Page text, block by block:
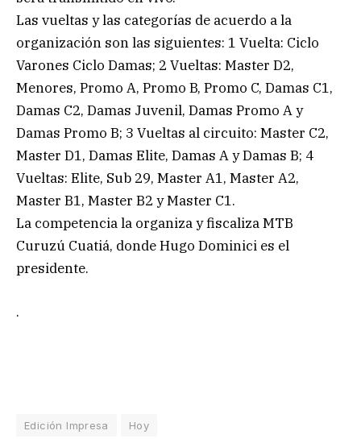
Las vueltas y las categorías de acuerdo a la
organización son las siguientes: 1 Vuelta: Ciclo
Varones Ciclo Damas; 2 Vueltas: Master D2,
Menores, Promo A, Promo B, Promo C, Damas C1,
Damas C2, Damas Juvenil, Damas Promo A y
Damas Promo B; 3 Vueltas al circuito: Master C2,
Master D1, Damas Elite, Damas A y Damas B; 4
Vueltas: Elite, Sub 29, Master A1, Master A2,
Master B1, Master B2 y Master C1.
La competencia la organiza y fiscaliza MTB
Curuzú Cuatiá, donde Hugo Dominici es el
presidente.
.
Edición Impresa Hoy